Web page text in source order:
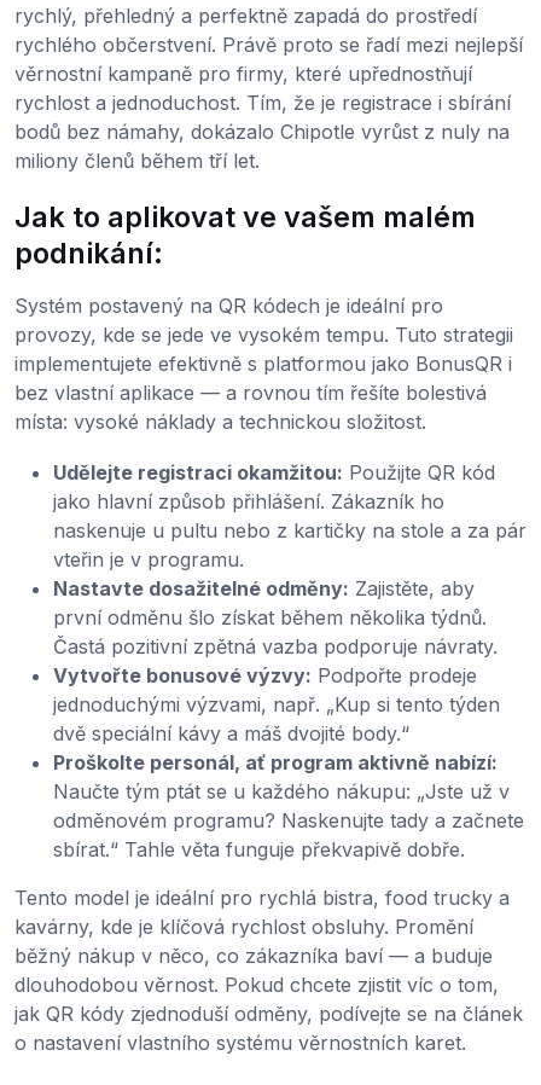
rychlý, přehledný a perfektně zapadá do prostředí
rychlého občerstvení. Právě proto se řadí mezi nejlepší
věrnostní kampaně pro firmy, které upřednostňují
rychlost a jednoduchost. Tím, že je registrace i sbírání
bodů bez námahy, dokázalo Chipotle vyrůst z nuly na
miliony členů během tří let.
Jak to aplikovat ve vašem malém
podnikání:
Systém postavený na QR kódech je ideální pro
provozy, kde se jede ve vysokém tempu. Tuto strategii
implementujete efektivně s platformou jako BonusQR i
bez vlastní aplikace — a rovnou tím řešíte bolestivá
místa: vysoké náklady a technickou složitost.
Udělejte registraci okamžitou: Použijte QR kód
jako hlavní způsob přihlášení. Zákazník ho
naskenuje u pultu nebo z kartičky na stole a za pár
vteřin je v programu.
Nastavte dosažitelné odměny: Zajistěte, aby
první odměnu šlo získat během několika týdnů.
Častá pozitivní zpětná vazba podporuje návraty.
Vytvořte bonusové výzvy: Podpořte prodeje
jednoduchými výzvami, např. „Kup si tento týden
dvě speciální kávy a máš dvojité body.“
Proškolte personál, ať program aktivně nabízí:
Naučte tým ptát se u každého nákupu: „Jste už v
odměnovém programu? Naskenujte tady a začnete
sbírat.“ Tahle věta funguje překvapivě dobře.
Tento model je ideální pro rychlá bistra, food trucky a
kavárny, kde je klíčová rychlost obsluhy. Promění
běžný nákup v něco, co zákazníka baví — a buduje
dlouhodobou věrnost. Pokud chcete zjistit víc o tom,
jak QR kódy zjednoduší odměny, podívejte se na článek
o nastavení vlastního systému věrnostních karet.